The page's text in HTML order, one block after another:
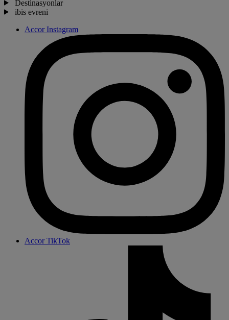
Destinasyonlar
ibis evreni
Accor Instagram
Accor TikTok